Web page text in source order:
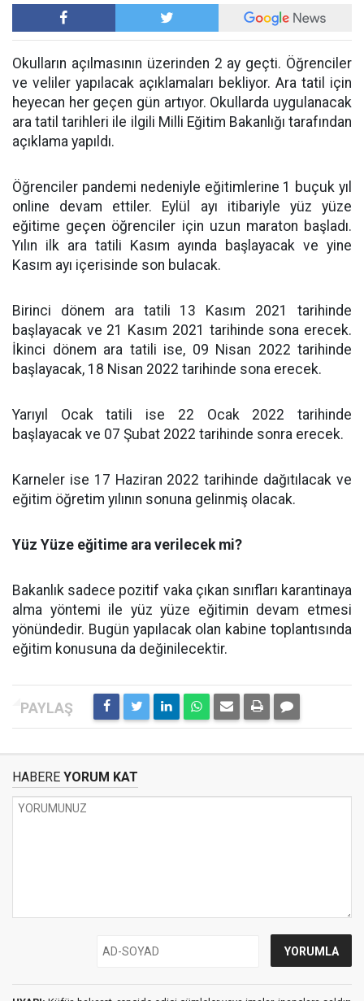
Okulların açılmasının üzerinden 2 ay geçti. Öğrenciler
ve veliler yapılacak açıklamaları bekliyor. Ara tatil için
heyecan her geçen gün artıyor. Okullarda uygulanacak
ara tatil tarihleri ile ilgili Milli Eğitim Bakanlığı tarafından
açıklama yapıldı.
Öğrenciler pandemi nedeniyle eğitimlerine 1 buçuk yıl
online devam ettiler. Eylül ayı itibariyle yüz yüze
eğitime geçen öğrenciler için uzun maraton başladı.
Yılın ilk ara tatili Kasım ayında başlayacak ve yine
Kasım ayı içerisinde son bulacak.
Birinci dönem ara tatili 13 Kasım 2021 tarihinde
başlayacak ve 21 Kasım 2021 tarihinde sona erecek.
İkinci dönem ara tatili ise, 09 Nisan 2022 tarihinde
başlayacak, 18 Nisan 2022 tarihinde sona erecek.
Yarıyıl Ocak tatili ise 22 Ocak 2022 tarihinde
başlayacak ve 07 Şubat 2022 tarihinde sonra erecek.
Karneler ise 17 Haziran 2022 tarihinde dağıtılacak ve
eğitim öğretim yılının sonuna gelinmiş olacak.
Yüz Yüze eğitime ara verilecek mi?
Bakanlık sadece pozitif vaka çıkan sınıfları karantinaya
alma yöntemi ile yüz yüze eğitimin devam etmesi
yönündedir. Bugün yapılacak olan kabine toplantısında
eğitim konusuna da değinilecektir.
HABERE YORUM KAT